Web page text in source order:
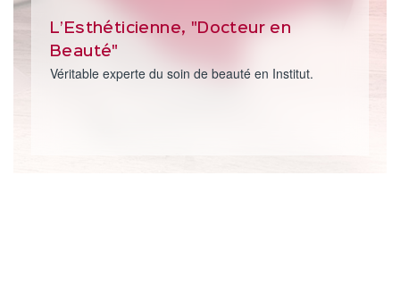
L’Esthéticienne, "Docteur en
Beauté"
Véritable experte du soin de beauté en Institut.